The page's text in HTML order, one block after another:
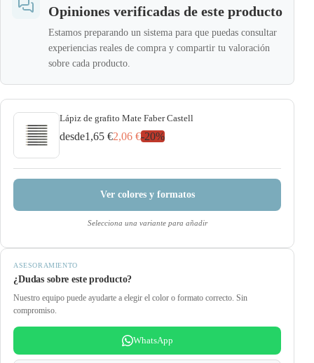
Opiniones verificadas de este producto
Estamos preparando un sistema para que puedas consultar
experiencias reales de compra y compartir tu valoración
sobre cada producto.
Lápiz de grafito Mate Faber Castell
desde1,65 €2,06 €-20%
Ver colores y formatos
Selecciona una variante para añadir
ASESORAMIENTO
¿Dudas sobre este producto?
Nuestro equipo puede ayudarte a elegir el color o formato correcto. Sin
compromiso.
WhatsApp